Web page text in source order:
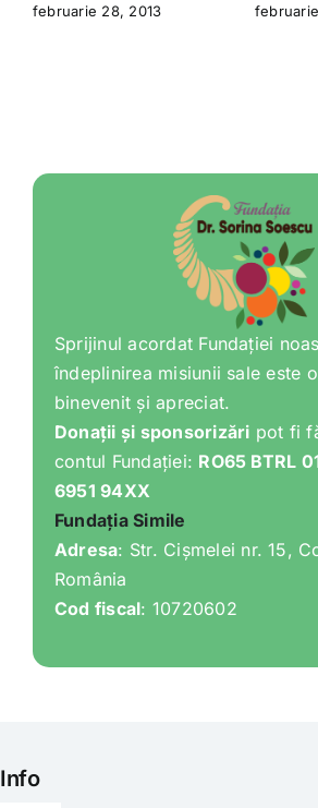
februarie 28, 2013
Sprijinul acordat Fundației
îndeplinirea misiunii sale este
binevenit și apreciat.
Donații și sponsorizări pot fi
contul Fundației: RO65 BTRL
6951 94XX
Fundația Simile
Adresa: Str. Cișmelei nr. 15,
România
Cod fiscal: 10720602
Info